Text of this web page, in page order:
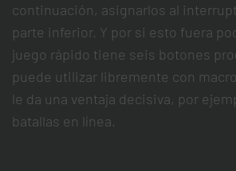
continuación, asignarlos al
parte inferior. Y por si esto fuera
juego rápido tiene seis botones
puede utilizar libremente con
le da una ventaja decisiva, por
batallas en línea.